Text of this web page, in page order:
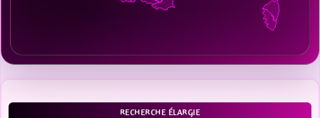
RECHERCHE ÉLARGIE